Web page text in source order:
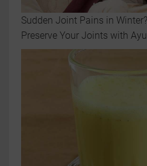
Sudden Joint Pains in
Preserve Your Joints with